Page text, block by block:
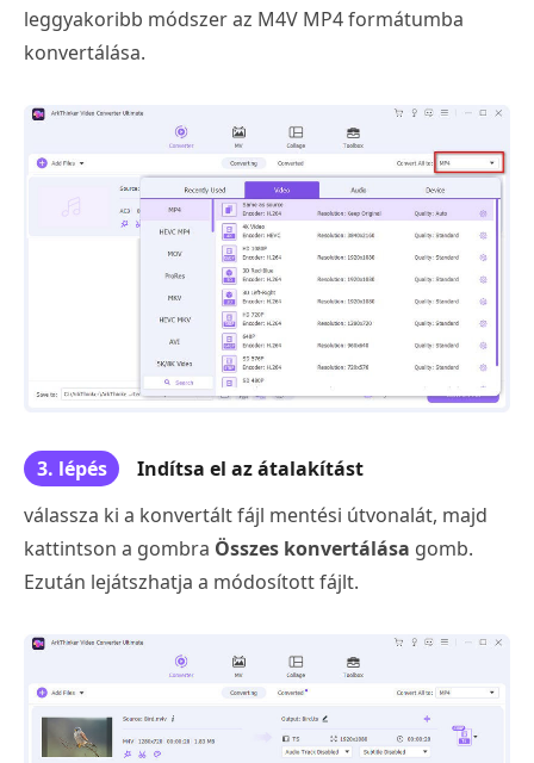
leggyakoribb módszer az M4V MP4 formátumba
konvertálása.
3. lépés
Indítsa el az átalakítást
válassza ki a konvertált fájl mentési útvonalát, majd
kattintson a gombra Összes konvertálása gomb.
Ezután lejátszhatja a módosított fájlt.